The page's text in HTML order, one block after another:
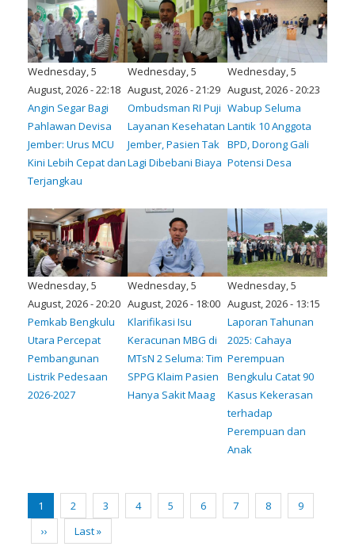
Wednesday, 5
August, 2026 - 22:18
Angin Segar Bagi
Pahlawan Devisa
Jember: Urus MCU
Kini Lebih Cepat dan
Terjangkau
Wednesday, 5
August, 2026 - 21:29
Ombudsman RI Puji
Layanan Kesehatan
Jember, Pasien Tak
Lagi Dibebani Biaya
Wednesday, 5
August, 2026 - 20:23
Wabup Seluma
Lantik 10 Anggota
BPD, Dorong Gali
Potensi Desa
Wednesday, 5
August, 2026 - 20:20
Pemkab Bengkulu
Utara Percepat
Pembangunan
Listrik Pedesaan
2026-2027
Wednesday, 5
August, 2026 - 18:00
Klarifikasi Isu
Keracunan MBG di
MTsN 2 Seluma: Tim
SPPG Klaim Pasien
Hanya Sakit Maag
Wednesday, 5
August, 2026 - 13:15
Laporan Tahunan
2025: Cahaya
Perempuan
Bengkulu Catat 90
Kasus Kekerasan
terhadap
Perempuan dan
Anak
Pagination
Current
page
1 Page
2 Page
3 Page
4 Page
5 Page
6 Page
7 Page
8 Page
9
Next
page
››
Last
page
Last »